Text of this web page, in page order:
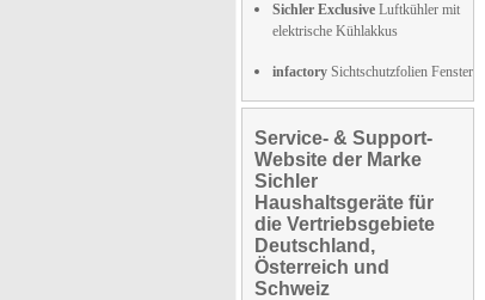
Sichler Exclusive Luftkühler mit
elektrische Kühlakkus
infactory Sichtschutzfolien Fenster
Service- & Support-
Website der Marke
Sichler
Haushaltsgeräte für
die Vertriebsgebiete
Deutschland,
Österreich und
Schweiz